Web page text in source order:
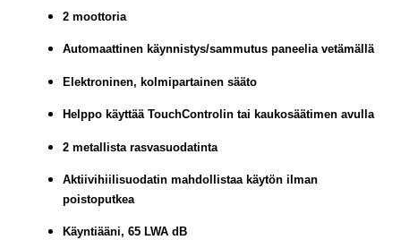
2 moottoria
Automaattinen käynnistys/sammutus paneelia vetämällä
Elektroninen, kolmipartainen sääto
Helppo käyttää TouchControlin tai kaukosäätimen avulla
2 metallista rasvasuodatinta
Aktiivihiilisuodatin mahdollistaa käytön ilman
poistoputkea
Käyntiääni, 65 LWA dB